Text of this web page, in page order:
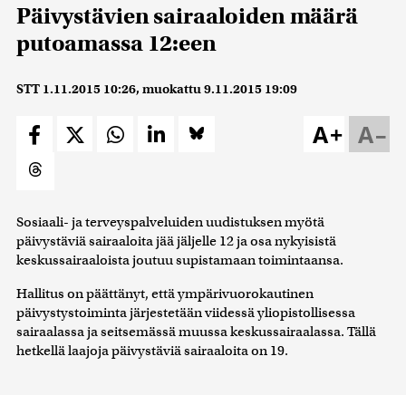
Päivystävien sairaaloiden määrä
putoamassa 12:een
STT 1.11.2015 10:26, muokattu9.11.2015 19:09
A–
A+
Sosiaali- ja terveyspalveluiden uudistuksen myötä
päivystäviä sairaaloita jää jäljelle 12 ja osa nykyisistä
keskussairaaloista joutuu supistamaan toimintaansa.
Hallitus on päättänyt, että ympärivuorokautinen
päivystystoiminta järjestetään viidessä yliopistollisessa
sairaalassa ja seitsemässä muussa keskussairaalassa. Tällä
hetkellä laajoja päivystäviä sairaaloita on 19.